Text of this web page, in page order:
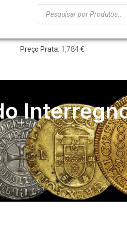
Preço Prata: 1,784 €